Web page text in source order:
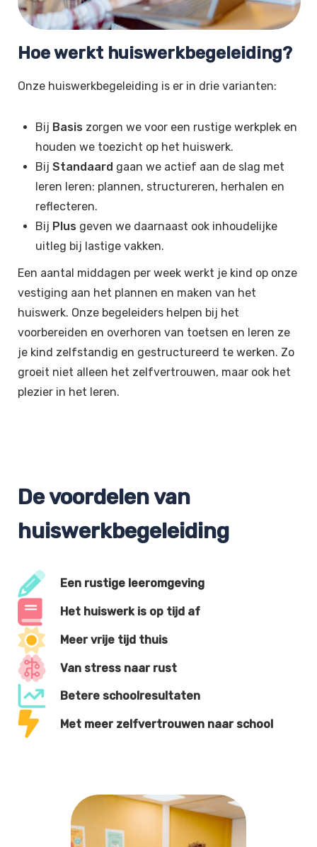
Hoe werkt huiswerkbegeleiding?
Onze huiswerkbegeleiding is er in drie varianten:
Bij Basis zorgen we voor een rustige werkplek en
houden we toezicht op het huiswerk.
Bij Standaard gaan we actief aan de slag met
leren leren: plannen, structureren, herhalen en
reflecteren.
Bij Plus geven we daarnaast ook inhoudelijke
uitleg bij lastige vakken.
Een aantal middagen per week werkt je kind op onze
vestiging aan het plannen en maken van het
huiswerk. Onze begeleiders helpen bij het
voorbereiden en overhoren van toetsen en leren ze
je kind zelfstandig en gestructureerd te werken. Zo
groeit niet alleen het zelfvertrouwen, maar ook het
plezier in het leren.
De voordelen van
huiswerkbegeleiding
Een rustige leeromgeving
Het huiswerk is op tijd af
Meer vrije tijd thuis
Van stress naar rust
Betere schoolresultaten
Met meer zelfvertrouwen naar school